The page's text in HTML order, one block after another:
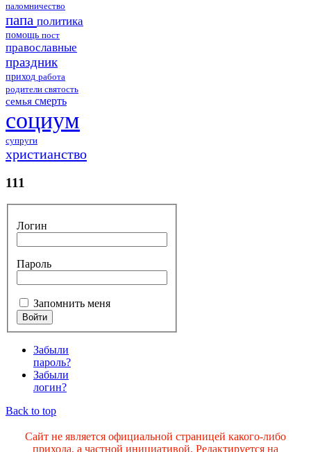
паломничество
папа политика
помощь пост
православные
праздник
приход работа
родители святость
семья смерть
социум
супруги
христианство
111
Логин
Пароль
Запомнить меня
Забыли
пароль?
Забыли
логин?
Back to top
Сайт не является официальной страницей какого-либо
прихода, а частной инициативой. Редактируется на